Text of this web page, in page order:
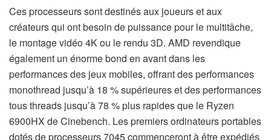
Ces processeurs sont destinés aux joueurs et aux
créateurs qui ont besoin de puissance pour le multitâche,
le montage vidéo 4K ou le rendu 3D. AMD revendique
également un énorme bond en avant dans les
performances des jeux mobiles, offrant des performances
monothread jusqu’à 18 % supérieures et des performances
tous threads jusqu’à 78 % plus rapides que le Ryzen
6900HX de Cinebench. Les premiers ordinateurs portables
dotés de processeurs 7045 commenceront à être expédiés